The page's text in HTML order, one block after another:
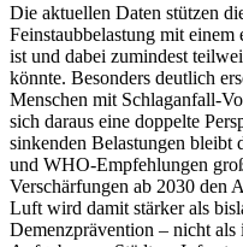
Die aktuellen Daten stützen
Feinstaubbelastung mit
ist und dabei zumindest
könnte. Besonders deutlich
Menschen mit Schlaganfall-
sich daraus eine doppelte
sinkenden Belastungen
und WHO-Empfehlungen
Verschärfungen ab 2030 den
Luft wird damit stärker als
Demenzprävention – nicht